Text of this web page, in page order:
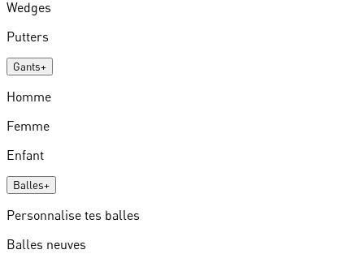
Wedges
Putters
Gants+
Homme
Femme
Enfant
Balles+
Personnalise tes balles
Balles neuves